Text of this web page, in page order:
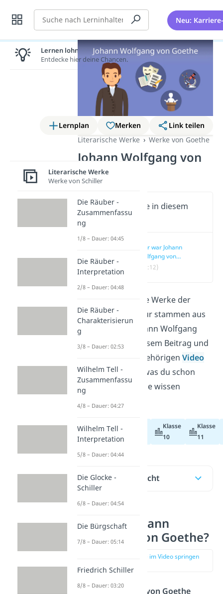
Suche Neu:
Lernplan Merken
Link teilen
Literarische Werke
Werke von Goethe
Johann Wolfgang von
Goethe
Wichtige Inhalte in diesem
Video
Wer war Johann
Wolfgang von
Goethe?
(00:12)
Viele weltbekannte Werke der
deutschen Literatur stammen aus
der Feder von Johann Wolfgang
von Goethe. In diesem Beitrag und
in unserem dazugehörigenVideo
erfährst du alles, was du schon
immer über Goethe wissen
wolltest!
Abiturvorbereitung
Klasse
10
Klasse
11
Inhaltsübersicht
Wer war Johann
Wolfgang von Goethe?
zur Stelle im Video springen
Johann Wolfgang von Goethe
Lernen lohnt sich!
Entdecke hier deine Chancen.
Literarische Werke
Werke von Schiller
Die Räuber -
Zusammenfassu
ng
1/8 – Dauer: 04:45
Die Räuber -
Interpretation
2/8 – Dauer: 04:48
Die Räuber -
Charakterisierun
g
3/8 – Dauer: 02:53
Wilhelm Tell -
Zusammenfassu
ng
4/8 – Dauer: 04:27
Wilhelm Tell -
Interpretation
5/8 – Dauer: 04:44
Die Glocke -
Schiller
6/8 – Dauer: 04:54
Die Bürgschaft
7/8 – Dauer: 05:14
Friedrich Schiller
8/8 – Dauer: 03:20